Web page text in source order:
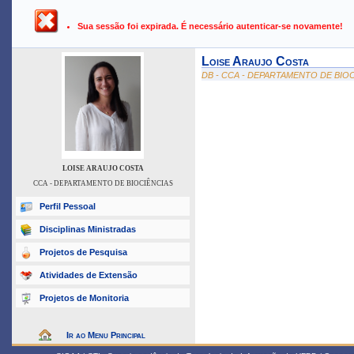
UFPB ›
Sua sessão foi expirada. É necessário autenticar-se novamente!
LOISE ARAUJO COSTA
CCA - DEPARTAMENTO DE BIOCIÊNCIAS
Perfil Pessoal
Disciplinas Ministradas
Projetos de Pesquisa
Atividades de Extensão
Projetos de Monitoria
Ir ao Menu Principal
Loise Araujo Costa
DB - CCA - DEPARTAMENTO DE